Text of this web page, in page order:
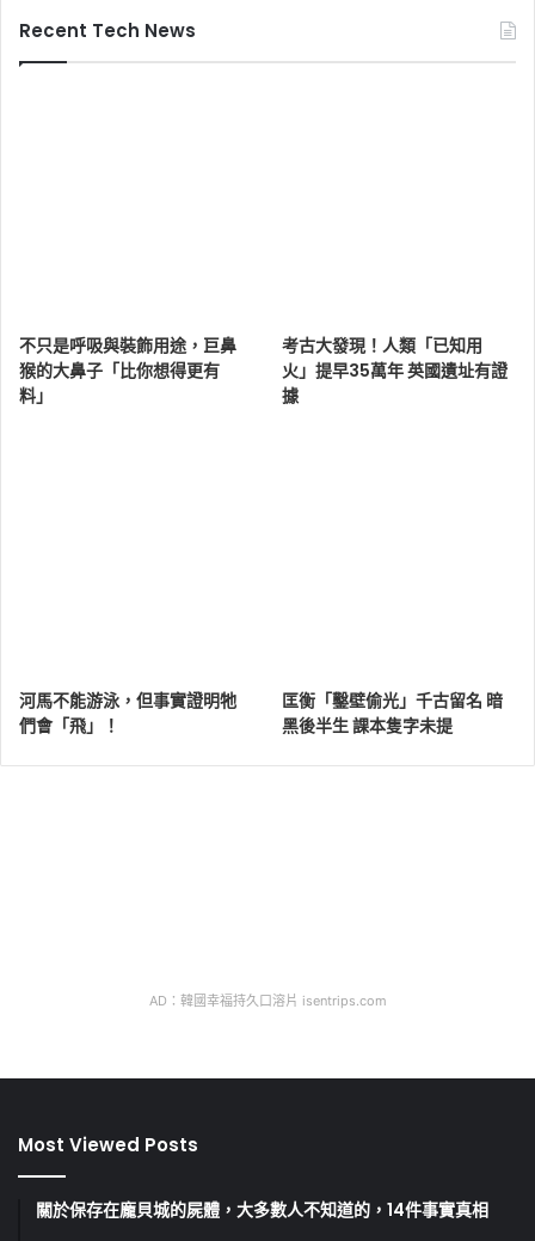
Recent Tech News
不只是呼吸與裝飾用途，巨鼻
猴的大鼻子「比你想得更有
料」
考古大發現！人類「已知用
火」提早35萬年 英國遺址有證
據
河馬不能游泳，但事實證明牠
們會「飛」！
匡衡「鑿壁偷光」千古留名 暗
黑後半生 課本隻字未提
AD：韓國幸福持久口溶片 isentrips.com
Most Viewed Posts
關於保存在龐貝城的屍體，大多數人不知道的，14件事實真相